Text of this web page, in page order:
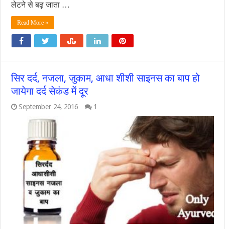
लेटने से बढ़ जाता …
Read More »
सिर दर्द, नजला, जुकाम, आधा शीशी साइनस का बाप हो
जायेगा दर्द सेकंड में दूर
September 24, 2016 1